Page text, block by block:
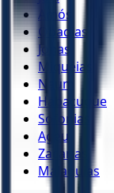
Amós
Obadias
Jonas
Miquéias
Naum
Habacuque
Sofonias
Ageu
Zacarias
Malaquias